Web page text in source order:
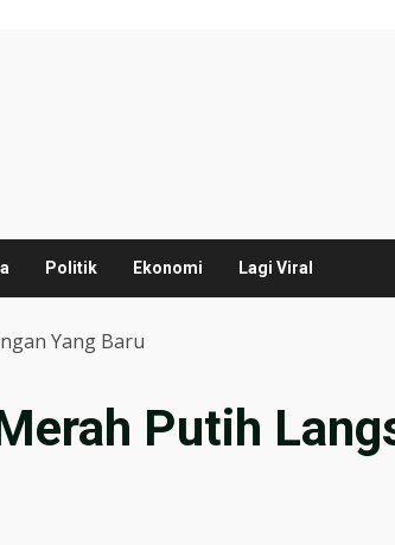
Politik Ekonomi Lagi Viral
Yang Baru
Putih